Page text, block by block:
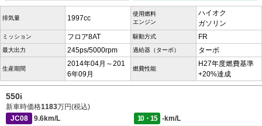
排気量 1997cc
使用燃料
エンジン
ハイオク
ガソリン
ミッション フロア8AT 駆動方式 FR
最大出力 245ps/5000rpm 過給器（ターボ） ターボ
生産期間
2014年04月～201
6年09月
燃費性能
H27年度燃費基準
+20%達成
550i
新車時価格1183万円(税込)
JC08
9.6km/L 10・15
-km/L